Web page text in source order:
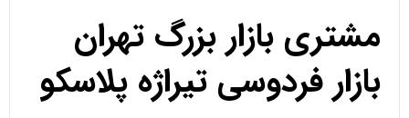
مشتری بازار بزرگ تهران
بازار فردوسی تیراژه پلاسکو